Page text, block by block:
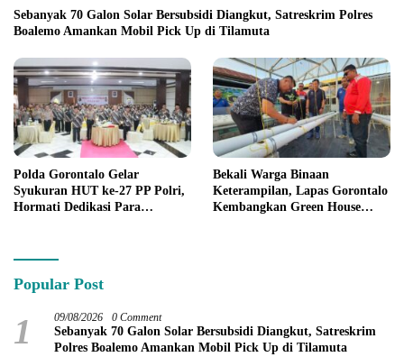
Sebanyak 70 Galon Solar Bersubsidi Diangkut, Satreskrim Polres
Boalemo Amankan Mobil Pick Up di Tilamuta
Polda Gorontalo Gelar
Syukuran HUT ke-27 PP Polri,
Hormati Dedikasi Para
Bekali Warga Binaan
Keterampilan, Lapas Gorontalo
Kembangkan Green House
Popular Post
1 09/08/2026 0 Comment
Sebanyak 70 Galon Solar Bersubsidi Diangkut, Satreskrim
Polres Boalemo Amankan Mobil Pick Up di Tilamuta